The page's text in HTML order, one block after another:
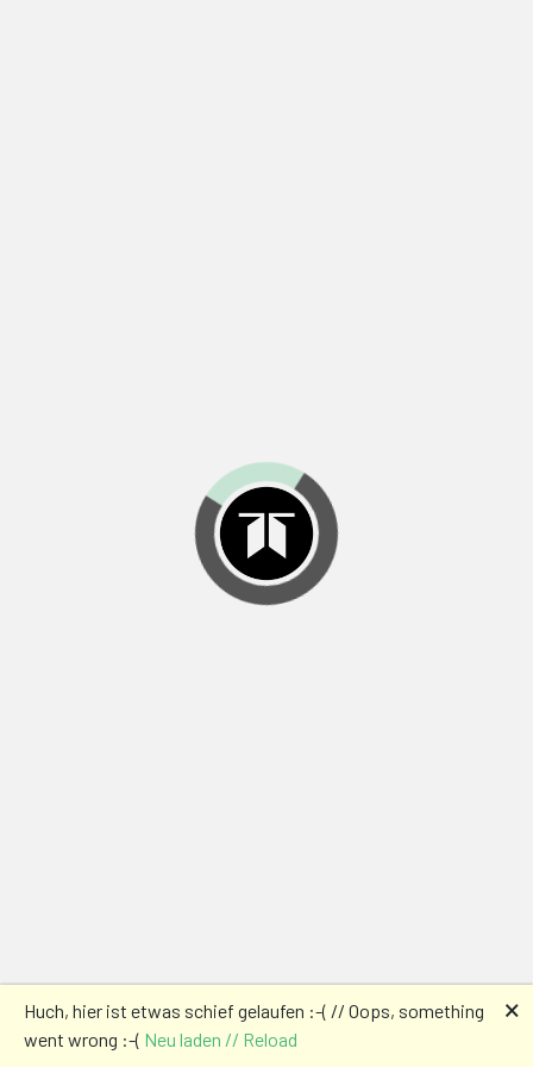
Huch, hier ist etwas schief gelaufen :-( // Oops, something
went wrong :-( Neu laden // Reload
🗙